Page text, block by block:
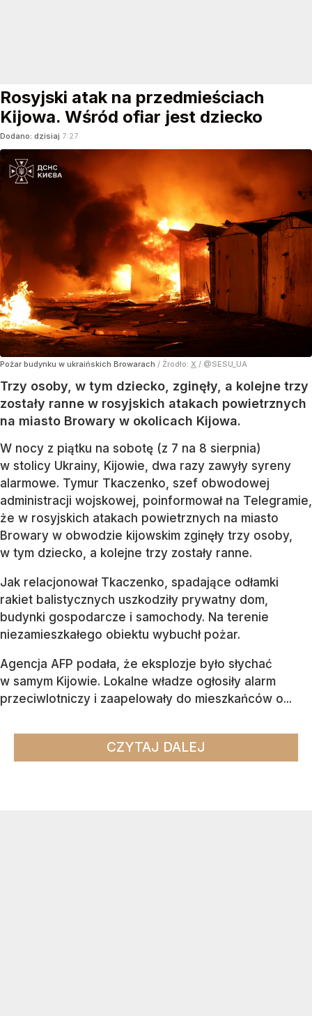
Rosyjski atak na przedmieściach
Kijowa. Wśród ofiar jest dziecko
Dodano: dzisiaj 7:27
Pożar budynku w ukraińskich Browarach / Źródło: X / @SESU_UA
Trzy osoby, w tym dziecko, zginęły, a kolejne trzy
zostały ranne w rosyjskich atakach powietrznych
na miasto Browary w okolicach Kijowa.
W nocy z piątku na sobotę (z 7 na 8 sierpnia)
w stolicy Ukrainy, Kijowie, dwa razy zawyły syreny
alarmowe. Tymur Tkaczenko, szef obwodowej
administracji wojskowej, poinformował na Telegramie,
że w rosyjskich atakach powietrznych na miasto
Browary w obwodzie kijowskim zginęły trzy osoby,
w tym dziecko, a kolejne trzy zostały ranne.
Jak relacjonował Tkaczenko, spadające odłamki
rakiet balistycznych uszkodziły prywatny dom,
budynki gospodarcze i samochody. Na terenie
niezamieszkałego obiektu wybuchł pożar.
Agencja AFP podała, że eksplozje było słychać
w samym Kijowie. Lokalne władze ogłosiły alarm
przeciwlotniczy i zaapelowały do mieszkańców o...
CZYTAJ DALEJ